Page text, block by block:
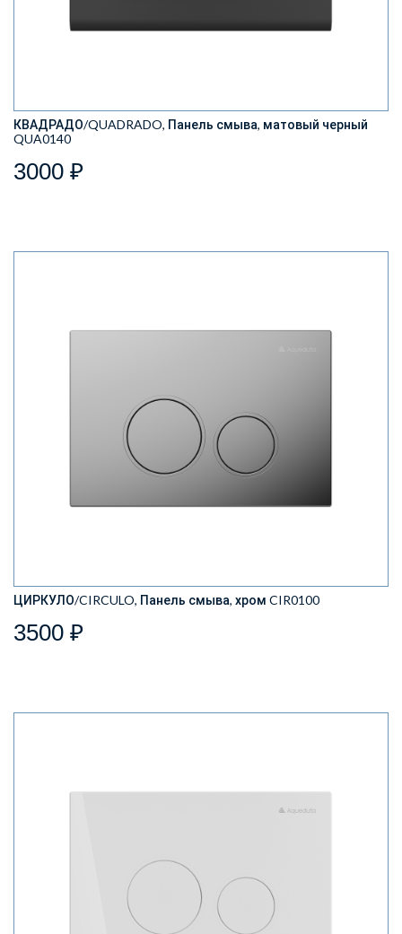
КВАДРАДО/QUADRADO, Панель смыва, матовый черный
QUA0140
3000 ₽
ЦИРКУЛО/CIRCULO, Панель смыва, хром CIR0100
3500 ₽